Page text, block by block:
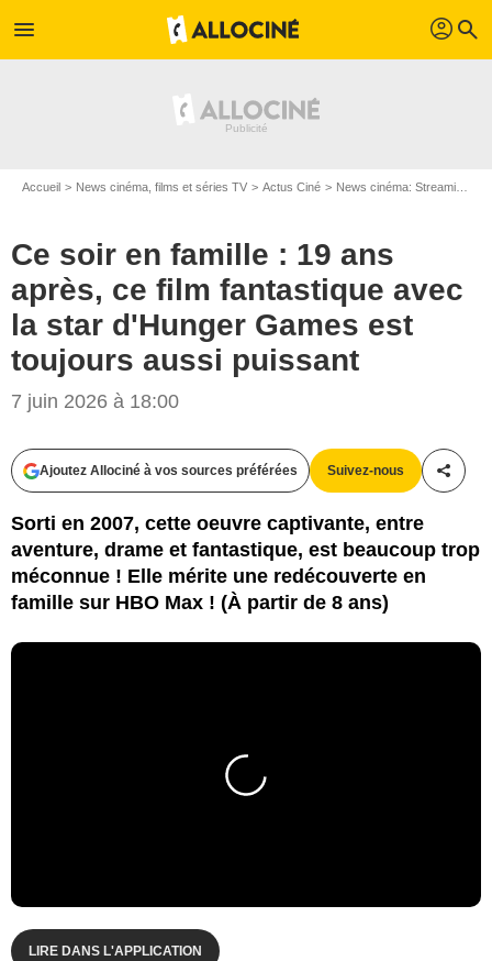
menu profil search
Accueil News cinéma, films et séries TV Actus Ciné News cinéma: Streaming
Ce soir en famille : 19 ans
après, ce film fantastique avec
la star d'Hunger Games est
toujours aussi puissant
7 juin 2026 à 18:00
Ajoutez Allociné à vos sources préférées Suivez-nous
Sorti en 2007, cette oeuvre captivante, entre
aventure, drame et fantastique, est beaucoup trop
méconnue ! Elle mérite une redécouverte en
famille sur HBO Max ! (À partir de 8 ans)
LIRE DANS L'APPLICATION